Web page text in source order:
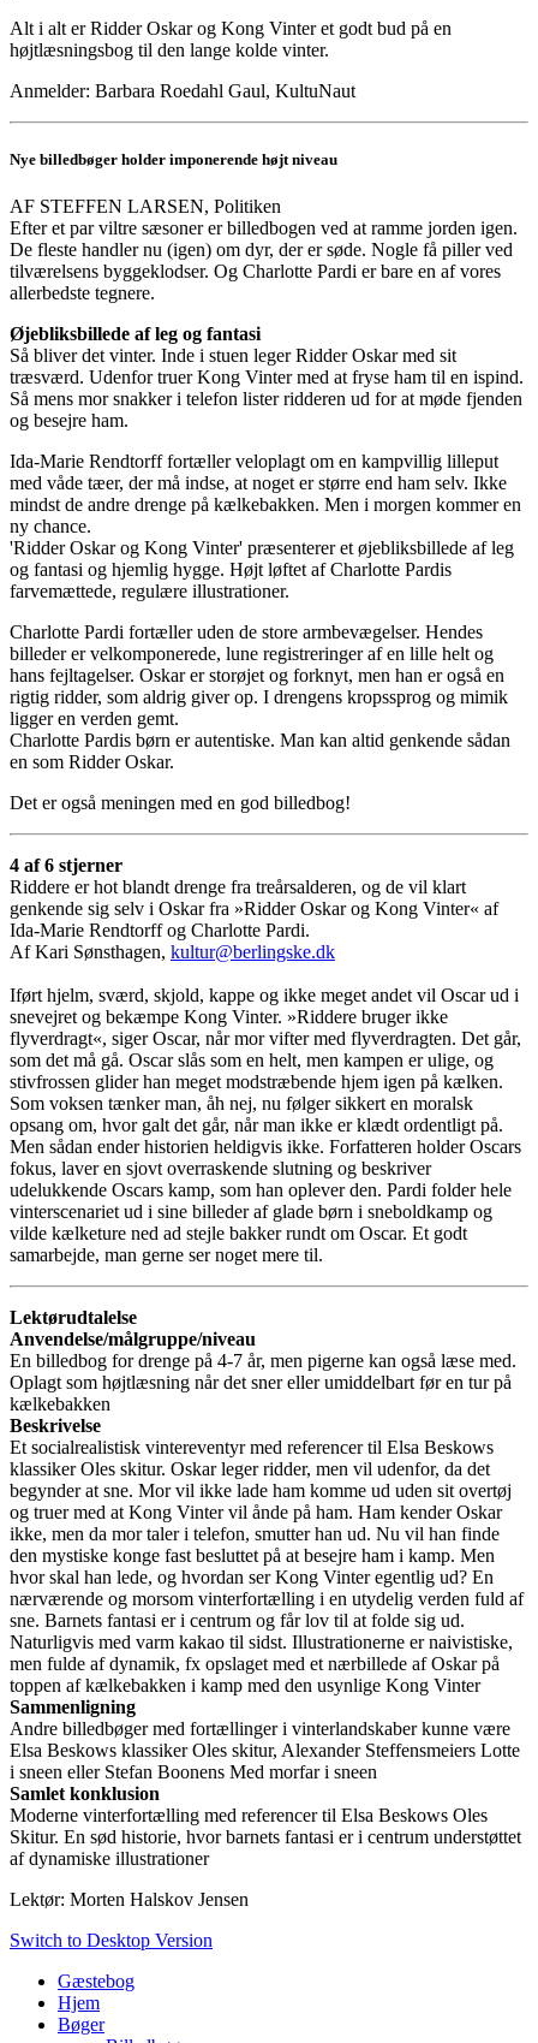
Alt i alt er Ridder Oskar og Kong Vinter et godt bud på en
højtlæsningsbog til den lange kolde vinter.
Anmelder: Barbara Roedahl Gaul, KultuNaut
Nye billedbøger holder imponerende højt niveau
AF STEFFEN LARSEN, Politiken
Efter et par viltre sæsoner er billedbogen ved at ramme jorden igen.
De fleste handler nu (igen) om dyr, der er søde. Nogle få piller ved
tilværelsens byggeklodser. Og Charlotte Pardi er bare en af vores
allerbedste tegnere.
Øjebliksbillede af leg og fantasi
Så bliver det vinter. Inde i stuen leger Ridder Oskar med sit
træsværd. Udenfor truer Kong Vinter med at fryse ham til en ispind.
Så mens mor snakker i telefon lister ridderen ud for at møde fjenden
og besejre ham.
Ida-Marie Rendtorff fortæller veloplagt om en kampvillig lilleput
med våde tæer, der må indse, at noget er større end ham selv. Ikke
mindst de andre drenge på kælkebakken. Men i morgen kommer en
ny chance.
'Ridder Oskar og Kong Vinter' præsenterer et øjebliksbillede af leg
og fantasi og hjemlig hygge. Højt løftet af Charlotte Pardis
farvemættede, regulære illustrationer.
Charlotte Pardi fortæller uden de store armbevægelser. Hendes
billeder er velkomponerede, lune registreringer af en lille helt og
hans fejltagelser. Oskar er storøjet og forknyt, men han er også en
rigtig ridder, som aldrig giver op. I drengens kropssprog og mimik
ligger en verden gemt.
Charlotte Pardis børn er autentiske. Man kan altid genkende sådan
en som Ridder Oskar.
Det er også meningen med en god billedbog!
4 af 6 stjerner
Riddere er hot blandt drenge fra treårsalderen, og de vil klart
genkende sig selv i Oskar fra »Ridder Oskar og Kong Vinter« af
Ida-Marie Rendtorff og Charlotte Pardi.
Af Kari Sønsthagen, kultur@berlingske.dk
Iført hjelm, sværd, skjold, kappe og ikke meget andet vil Oscar ud i
snevejret og bekæmpe Kong Vinter. »Riddere bruger ikke
flyverdragt«, siger Oscar, når mor vifter med flyverdragten. Det går,
som det må gå. Oscar slås som en helt, men kampen er ulige, og
stivfrossen glider han meget modstræbende hjem igen på kælken.
Som voksen tænker man, åh nej, nu følger sikkert en moralsk
opsang om, hvor galt det går, når man ikke er klædt ordentligt på.
Men sådan ender historien heldigvis ikke. Forfatteren holder Oscars
fokus, laver en sjovt overraskende slutning og beskriver
udelukkende Oscars kamp, som han oplever den. Pardi folder hele
vinterscenariet ud i sine billeder af glade børn i sneboldkamp og
vilde kælketure ned ad stejle bakker rundt om Oscar. Et godt
samarbejde, man gerne ser noget mere til.
Lektørudtalelse
Anvendelse/målgruppe/niveau
En billedbog for drenge på 4-7 år, men pigerne kan også læse med.
Oplagt som højtlæsning når det sner eller umiddelbart før en tur på
kælkebakken
Beskrivelse
Et socialrealistisk vintereventyr med referencer til Elsa Beskows
klassiker Oles skitur. Oskar leger ridder, men vil udenfor, da det
begynder at sne. Mor vil ikke lade ham komme ud uden sit overtøj
og truer med at Kong Vinter vil ånde på ham. Ham kender Oskar
ikke, men da mor taler i telefon, smutter han ud. Nu vil han finde
den mystiske konge fast besluttet på at besejre ham i kamp. Men
hvor skal han lede, og hvordan ser Kong Vinter egentlig ud? En
nærværende og morsom vinterfortælling i en utydelig verden fuld af
sne. Barnets fantasi er i centrum og får lov til at folde sig ud.
Naturligvis med varm kakao til sidst. Illustrationerne er naivistiske,
men fulde af dynamik, fx opslaget med et nærbillede af Oskar på
toppen af kælkebakken i kamp med den usynlige Kong Vinter
Sammenligning
Andre billedbøger med fortællinger i vinterlandskaber kunne være
Elsa Beskows klassiker Oles skitur, Alexander Steffensmeiers Lotte
i sneen eller Stefan Boonens Med morfar i sneen
Samlet konklusion
Moderne vinterfortælling med referencer til Elsa Beskows Oles
Skitur. En sød historie, hvor barnets fantasi er i centrum understøttet
af dynamiske illustrationer
Lektør: Morten Halskov Jensen
Switch to Desktop Version
Gæstebog
Hjem
Bøger